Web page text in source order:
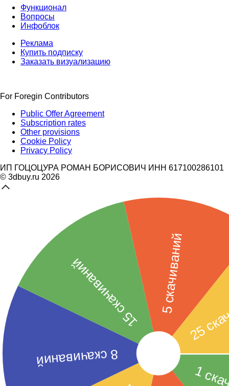
Функционал
Вопросы
Инфоблок
Реклама
Купить подписку
Заказать визуализацию
For Foregin Contributors
Public Offer Agreement
Subscription rates
Other provisions
Cookie Policy
Privacy Policy
ИП ГОЦОЦУРА РОМАН БОРИСОВИЧ ИНН 617100286101
© 3dbuy.ru 2026